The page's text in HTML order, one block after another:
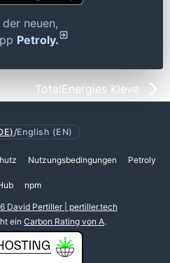
neuen,
Petroly.
TotalEnergies Kleve
/English (EN)
Nutzungsbedingungen Petroly
npm
David Pertiller | pertiller.tech
ein Carbon Rating von A.